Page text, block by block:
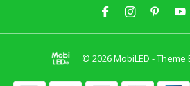
© 2026 MobiLED - Theme